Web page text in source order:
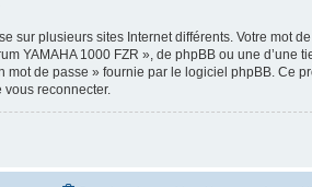
sur plusieurs sites Internet différents. Votre mot
YAMAHA 1000 FZR », de phpBB ou une d’une
mot de passe » fournie par le logiciel phpBB. Ce
reconnecter.